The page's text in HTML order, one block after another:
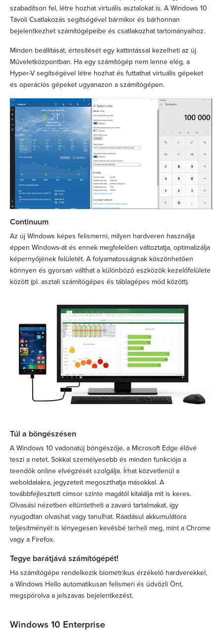
szabadítson fel, létre hozhat virtuális asztalokat is. A Windows 10
Távoli Csatlakozás segítségével bármikor és bárhonnan
bejelentkezhet számítógépeibe és csatlakozhat tartományaihoz.
Minden beállítását, értesítését egy kattintással kezelheti az új
Műveletközpontban. Ha egy számítógép nem lenne elég, a
Hyper-V segítségével létre hozhat és futtathat virtuális gépeket
és operációs gépeket ugyanazon a számítógépen.
Continuum
Az új Windows képes felismerni, milyen hardveren használja
éppen Windows-át és ennek megfelelően változtatja, optimalizálja
képernyőjének felületét. A folyamatosságnak köszönhetően
könnyen és gyorsan válthat a különböző eszközök kezelőfelülete
között (pl. asztali számítógépes és táblagépes mód között).
Túl a böngészésen
A Windows 10 vadonatúj böngészője, a Microsoft Edge élővé
teszi a netet. Sokkal személyesebb és minden funkciója a
teendők online elvégzését szolgálja. Írhat közvetlenül a
weboldalakra, jegyzeteit megoszthatja másokkal. A
továbbfejlesztett címsor szinte magától kitalálja mit is keres.
Olvasási nézetben eltüntetheti a zavaró tartalmakat, így
nyugodtan olvashat vagy tanulhat. Ráadásul akkumulátora
teljesítményét is lényegesen kevésbé terheli meg, mint a Chrome
vagy a Firefox.
Tegye barátjává számítógépét!
Ha számítógépe rendelkezik biometrikus érzékelő hardverekkel,
a Windows Hello automatikusan felismeri és üdvözli Önt,
megspórolva a jelszavas bejelentkezést.
Windows 10 Enterprise